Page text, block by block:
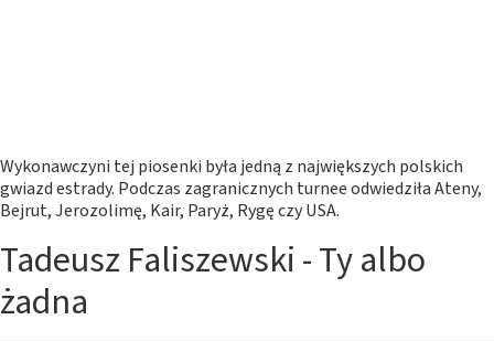
Wykonawczyni tej piosenki była jedną z największych polskich
gwiazd estrady. Podczas zagranicznych turnee odwiedziła Ateny,
Bejrut, Jerozolimę, Kair, Paryż, Rygę czy USA.
Tadeusz Faliszewski - Ty albo
żadna